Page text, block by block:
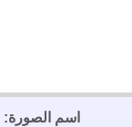
اسم الصورة: